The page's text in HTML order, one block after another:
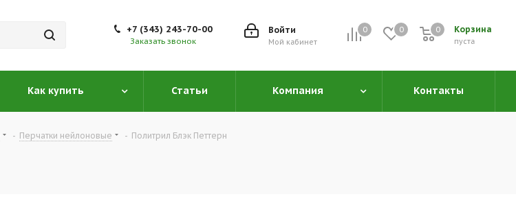
0 0 Корзина
0
пуста
0
Войти
Мой кабинет
+7 (343) 243-70-00
Заказать звонок
Как купить Статьи Компания Контакты
- Перчатки нейлоновые - Политрил Блэк Петтерн